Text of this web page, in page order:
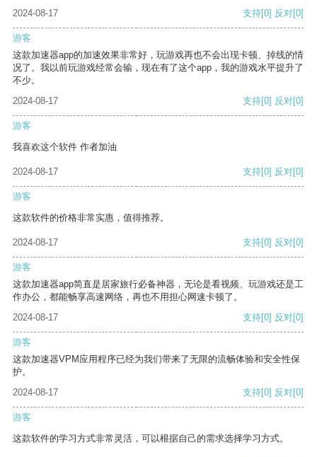
2024-08-17 支持[0] 反对[0]
游客
这款加速器app的加速效果非常好，玩游戏再也不会出现卡顿、掉线的情
况了。我以前玩游戏经常会输，现在有了这个app，我的游戏水平提升了
不少。
2024-08-17
支持[0] 反对[0]
游客
我喜欢这个软件 作者加油
2024-08-17 支持[0] 反对[0]
游客
这款软件的价格非常实惠，值得推荐。
2024-08-17 支持[0] 反对[0]
游客
这款加速器app简直是居家旅行必备神器，无论是看视频、玩游戏还是工
作办公，都能畅享高速网络，再也不用担心网速卡顿了。
2024-08-17
支持[0] 反对[0]
游客
这款加速器VPM应用程序已经为我们带来了无限的流畅体验和安全性保
护。
2024-08-17
支持[0] 反对[0]
游客
这款软件的学习方式非常灵活，可以根据自己的需求选择学习方式。